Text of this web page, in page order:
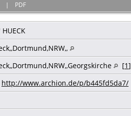
| PDF
HUECK
[1]
http://www.archion.de/p/b445fd5da7/